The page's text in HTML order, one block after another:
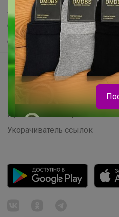
Хиты продаж
Самое желанное
Самое быстрое
Начать зарабатывать с 24-ok
Picabox.ru - Лучшее место
Розыгрыш - Генератор
Пульс нашего маркетплейса
Укорачиватель ссылок
Брюнетка
Реoplе на любой вкус